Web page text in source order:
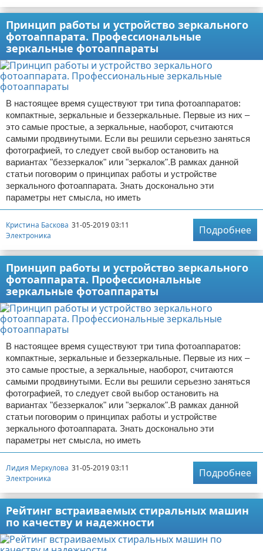
Принцип работы и устройство зеркального
фотоаппарата. Профессиональные
зеркальные фотоаппараты
В настоящее время существуют три типа фотоаппаратов:
компактные, зеркальные и беззеркальные. Первые из них –
это самые простые, а зеркальные, наоборот, считаются
самыми продвинутыми. Если вы решили серьезно заняться
фотографией, то следует свой выбор остановить на
вариантах "беззеркалок" или "зеркалок".В рамках данной
статьи поговорим о принципах работы и устройстве
зеркального фотоаппарата. Знать досконально эти
параметры нет смысла, но иметь
Кристина Баскова 31-05-2019 03:11
Электроника
Подробнее
Принцип работы и устройство зеркального
фотоаппарата. Профессиональные
зеркальные фотоаппараты
В настоящее время существуют три типа фотоаппаратов:
компактные, зеркальные и беззеркальные. Первые из них –
это самые простые, а зеркальные, наоборот, считаются
самыми продвинутыми. Если вы решили серьезно заняться
фотографией, то следует свой выбор остановить на
вариантах "беззеркалок" или "зеркалок".В рамках данной
статьи поговорим о принципах работы и устройстве
зеркального фотоаппарата. Знать досконально эти
параметры нет смысла, но иметь
Лидия Меркулова 31-05-2019 03:11
Электроника
Подробнее
Рейтинг встраиваемых стиральных машин
по качеству и надежности